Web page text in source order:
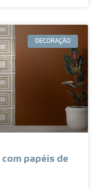
DECORAÇÃO
com papéis de